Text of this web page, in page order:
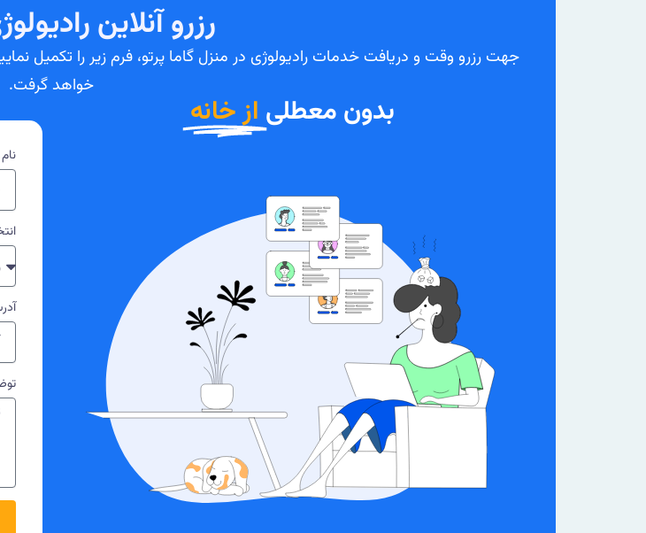
رزرو آنلاین
جهت رزرو وقت و دریافت خدمات رادیولوژی در منزل گاما پرتو، فرم زیر را تکمیل
خواهد گرفت.
بدون معطلی از خانه